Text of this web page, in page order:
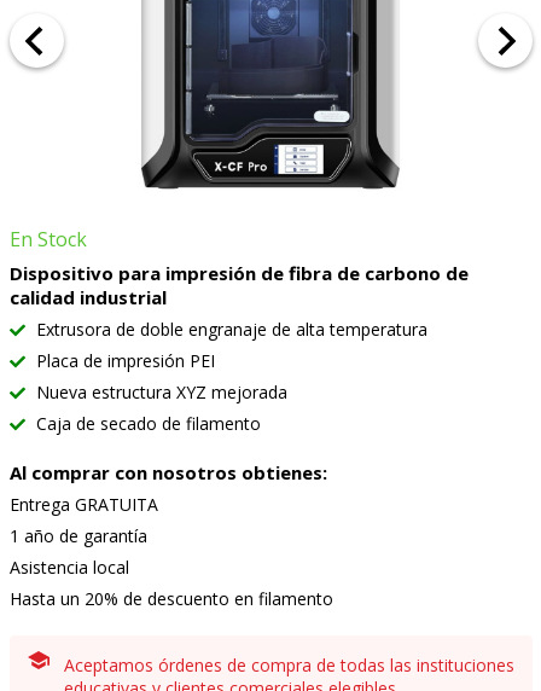
En Stock
Dispositivo para impresión de fibra de carbono de
calidad industrial
Extrusora de doble engranaje de alta temperatura
Placa de impresión PEI
Nueva estructura XYZ mejorada
Caja de secado de filamento
Al comprar con nosotros obtienes:
Entrega GRATUITA
1 año de garantía
Asistencia local
Hasta un 20% de descuento en filamento
Aceptamos órdenes de compra de todas las instituciones